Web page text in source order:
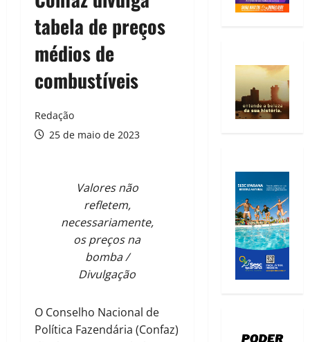
tabela de preços
médios de
combustíveis
Redação
25 de maio de 2023
Valores não
refletem,
necessariamente,
os preços na
bomba /
Divulgação
O Conselho Nacional de
Política Fazendária (Confaz)